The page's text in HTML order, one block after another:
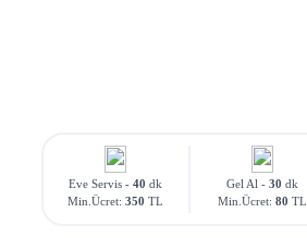
Eve Servis -40 dk
Min.Ücret:350 TL
Gel Al - 30 dk
Min.Ücret: 80 TL